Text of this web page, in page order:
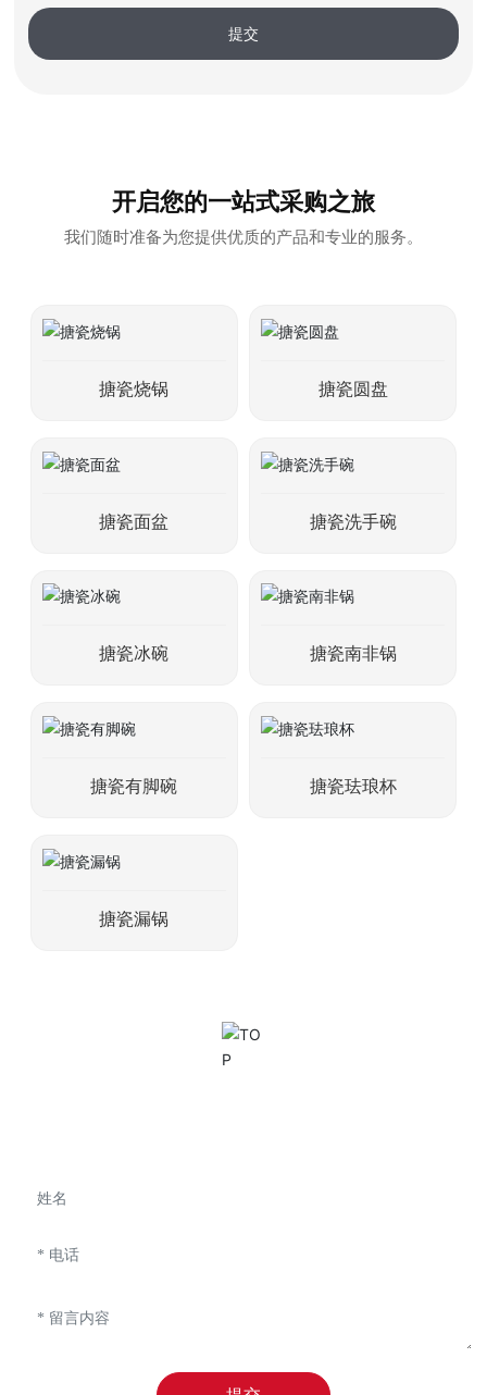
提交
开启您的一站式采购之旅
我们随时准备为您提供优质的产品和专业的服务。
搪瓷烧锅 搪瓷圆盘
搪瓷面盆 搪瓷洗手碗
搪瓷冰碗 搪瓷南非锅
搪瓷有脚碗 搪瓷珐琅杯
搪瓷漏锅